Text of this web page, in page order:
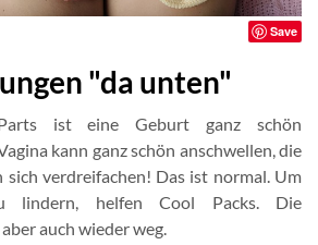
Save
"da unten"
ist eine Geburt ganz schön
kann ganz schön anschwellen, die
sich verdreifachen! Das ist normal. Um
lindern, helfen Cool Packs. Die
auch wieder weg.